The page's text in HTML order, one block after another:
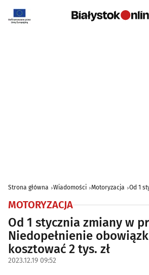
Strona główna Wiadomości Motoryzacja Od 1
MOTORYZACJA
Od 1 stycznia zmiany w
Niedopełnienie
kosztować 2 tys. zł
2023.12.19 09:52